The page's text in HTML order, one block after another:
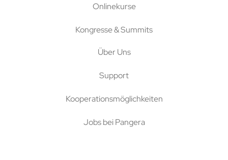
Onlinekurse
Kongresse & Summits
Über Uns
Support
Kooperationsmöglichkeiten
Jobs bei Pangera